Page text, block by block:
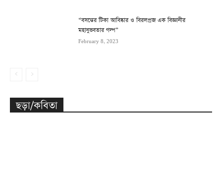
“বসন্তের টিকা আবিষ্কার ও বিরলপ্রজ এক বিজ্ঞানীর
মহানুভবতার গল্প”
February 8, 2023
ছড়া/কবিতা